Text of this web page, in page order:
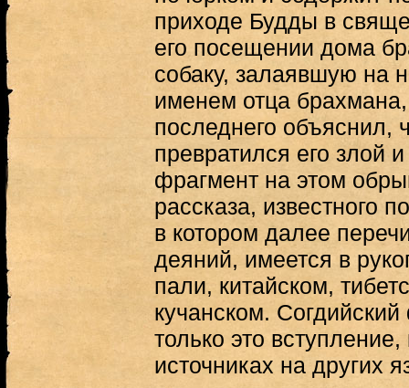
приходе Будды в
его посещении дома
собаку, залаявшую на
именем отца
последнего объяснил,
превратился его злой
фрагмент на этом
рассказа, известного
в котором далее
деяний, имеется в
пали, китайском,
кучанском.
только это вступление,
источниках на других